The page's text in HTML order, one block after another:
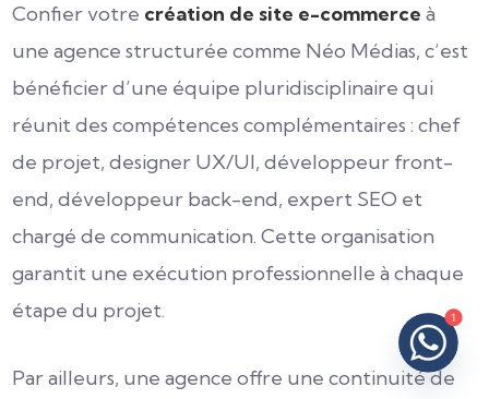
Confier votre création de site e-commerce à
une agence structurée comme Néo Médias, c’est
bénéficier d’une équipe pluridisciplinaire qui
réunit des compétences complémentaires : chef
de projet, designer UX/UI, développeur front-
end, développeur back-end, expert SEO et
chargé de communication. Cette organisation
garantit une exécution professionnelle à chaque
étape du projet.
Par ailleurs, une agence offre une continuité de
1